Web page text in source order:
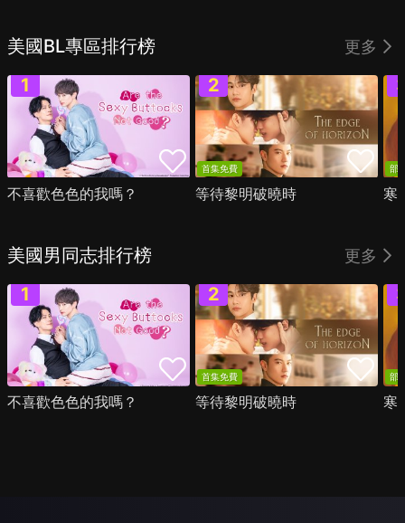
美國BL專區排行榜 更多
不喜歡色色的我嗎？
首集免費
等待黎明破曉時
部
寒
美國男同志排行榜 更多
不喜歡色色的我嗎？
首集免費
等待黎明破曉時
部
寒